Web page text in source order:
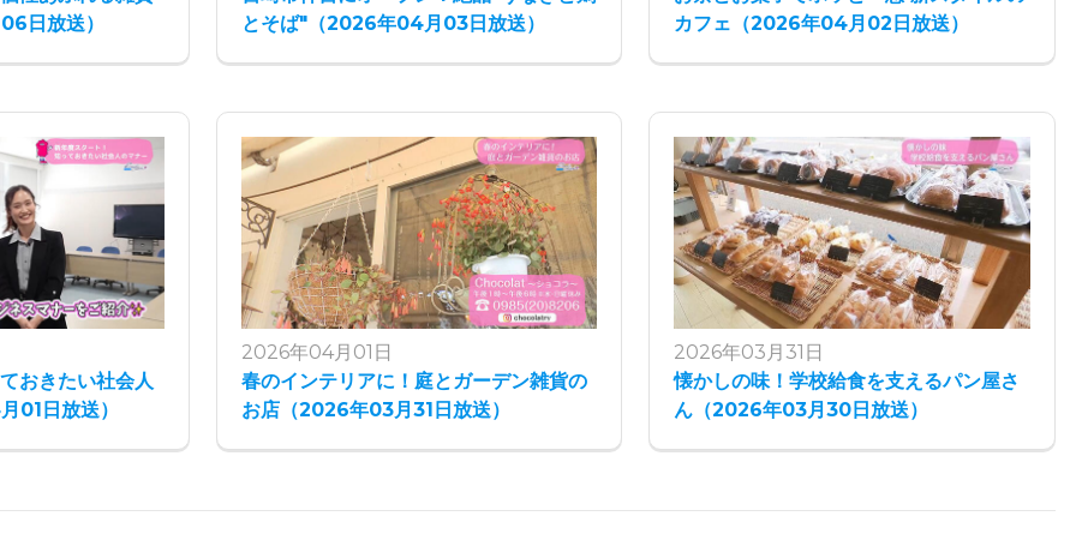
日放送）
とそば"（2026年04月03日放送）
カフェ（2026年04月02日放送）
おきたい社会人
01日放送）
2026年04月01日
春のインテリアに！庭とガーデン雑貨の
お店（2026年03月31日放送）
2026年03月31日
懐かしの味！学校給食を支えるパン屋さ
ん（2026年03月30日放送）